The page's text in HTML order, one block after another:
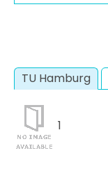
TU Hamburg
1